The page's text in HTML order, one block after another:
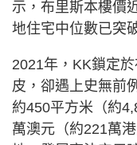
示，布里斯本樓價
地住宅中位數已突
2021年，KK鎖定
皮，卻遇上史無前
約450平方米（約
萬澳元（約221萬